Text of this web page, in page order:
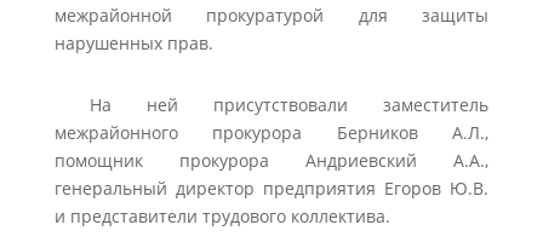
межрайонной прокуратурой для защиты
нарушенных прав.
На ней присутствовали заместитель
межрайонного прокурора Берников А.Л.,
помощник прокурора Андриевский А.А.,
генеральный директор предприятия Егоров Ю.В.
и представители трудового коллектива.